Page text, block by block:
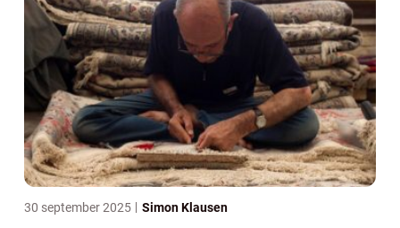
30 september 2025 Simon Klausen